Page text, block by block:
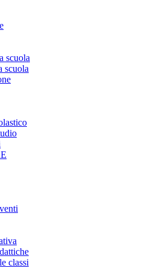
scuola
scuola
classi